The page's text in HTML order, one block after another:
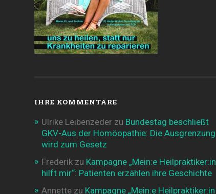
IHRE KOMMENTARE
Ulrike Leibenzeder zu Bundestag beschließt
GKV-Aus der Homöopathie: Die Ausgrenzung
wird zum Gesetz
Frederik zu Kampagne „Mein:e Heilpraktiker:in
hilft mir“: Patienten erzählen ihre Geschichte
Annette zu Kampagne „Mein:e Heilpraktiker:in